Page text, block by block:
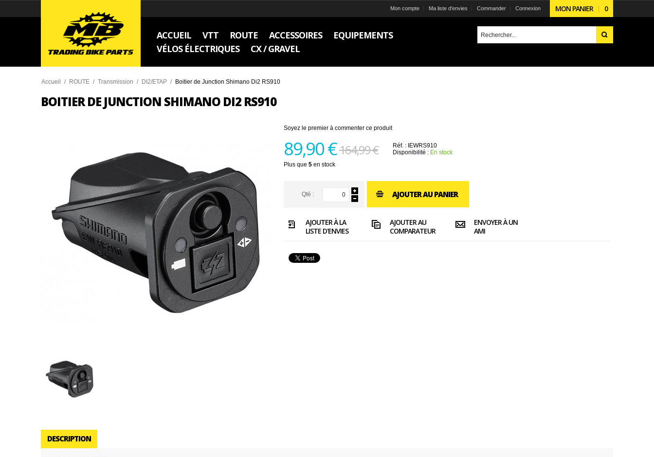
MON PANIER 0
Mon compte Ma liste d'envies Commander Connexion
ACCUEIL VTT ROUTE ACCESSOIRES
EQUIPEMENTS
VÉLOS ÉLECTRIQUES
CX / GRAVEL
Accueil / ROUTE / Transmission / DI2/ETAP / Boitier de Junction Shimano Di2 RS910
BOITIER DE JUNCTION SHIMANO DI2 RS910
Soyez le premier à commenter ce produit
89,90 €164,99 € Réf. : IEWRS910
Disponibilité : En stock
Plus que 5 en stock
Qté : AJOUTER AU PANIER
AJOUTER À LA
LISTE D'ENVIES
AJOUTER AU
COMPARATEUR
ENVOYER À UN
AMI
DESCRIPTION